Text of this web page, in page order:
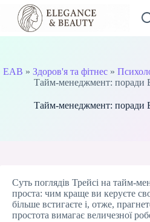
Перейти
вмісту
EAB » Здоров'я та фітнес»
Тайм-менеджмент: поради
Тайм-менеджмент: поради
Суть поглядів Трейсі на тайм-
проста: чим краще ви керуєте
більше встигаєте і, отже,
простота вимагає величезної